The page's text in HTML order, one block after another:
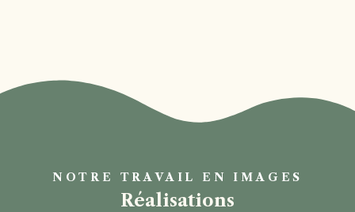
NOTRE TRAVAIL EN IMAGES
Réalisations